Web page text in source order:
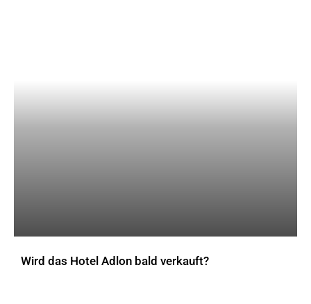
Wird das Hotel Adlon bald verkauft?